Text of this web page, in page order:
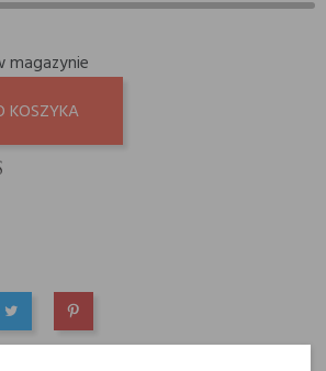
magazynie
KOSZYKA
TWEETUJPINTEREST